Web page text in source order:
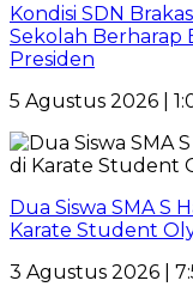
Kondisi SDN
Sekolah Berharap
Presiden
5 Agustus 2026 |
Dua Siswa SMA S
Karate Student
3 Agustus 2026 |